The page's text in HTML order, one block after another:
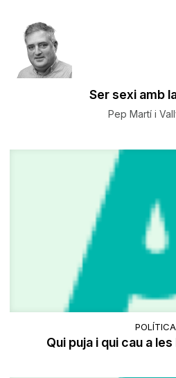
Ser sexi amb
Pep Martí i
POLÍTICA
Qui puja i qui cau a